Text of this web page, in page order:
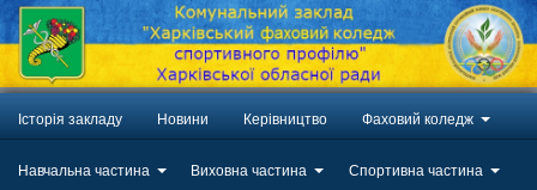
Історія закладу Новини Керівництво Фаховий коледж
Навчальна частина Виховна частина Спортивна частина